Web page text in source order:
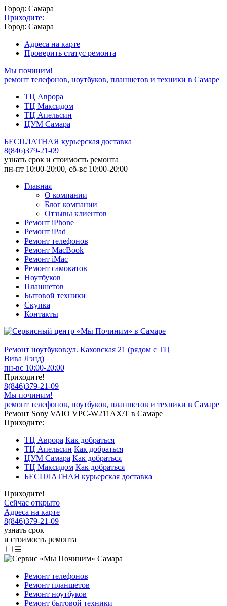
Город: Самара
Приходите:
Город: Самара
Адреса на карте
Проверить статус ремонта
Мы починим!
ремонт телефонов, ноутбуков, планшетов и техники в Самаре
ТЦ Аврора
ТЦ Максидом
ТЦ Апельсин
ЦУМ Самара
БЕСПЛАТНАЯ курьерская доставка
8(846)379-21-09
узнать срок и стоимость ремонта
пн-пт 10:00-20:00, сб-вс 10:00-20:00
Главная
О компании
Блог компании
Отзывы клиентов
Ремонт iPhone
Ремонт iPad
Ремонт телефонов
Ремонт MacBook
Ремонт iMac
Ремонт самокатов
Ноутбуков
Планшетов
Бытовой техники
Скупка
Контакты
Ремонт ноутбуков:ул. Каховская 21 (рядом с ТЦ
Вива Лэнд)
пн-вс 10:00-20:00
Приходите!
8(846)379-21-09
Мы починим!
ремонт телефонов, ноутбуков, планшетов и техники в Самаре
Ремонт Sony VAIO VPC-W211AX/T в Самаре
Приходите:
ТЦ Аврора Как добраться
ТЦ Апельсин Как добраться
ЦУМ Самара Как добраться
ТЦ Максидом Как добраться
БЕСПЛАТНАЯ курьерская доставка
Приходите!
Сейчас открыто
Адреса на карте
8(846)379-21-09
узнать срок
и стоимость ремонта
☰
Ремонт телефонов
Ремонт планшетов
Ремонт ноутбуков
Ремонт бытовой техники